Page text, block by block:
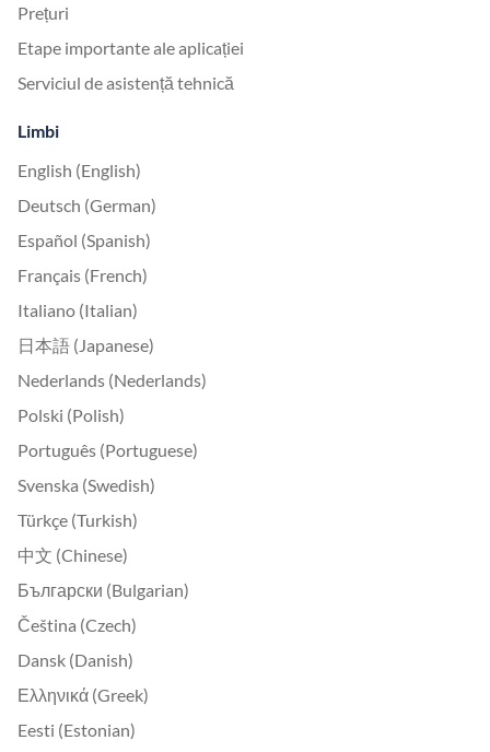
Prețuri
Etape importante ale aplicației
Serviciul de asistență tehnică
Limbi
English (English)
Deutsch (German)
Español (Spanish)
Français (French)
Italiano (Italian)
日本語 (Japanese)
Nederlands (Nederlands)
Polski (Polish)
Português (Portuguese)
Svenska (Swedish)
Türkçe (Turkish)
中文 (Chinese)
Български (Bulgarian)
Čeština (Czech)
Dansk (Danish)
Ελληνικά (Greek)
Eesti (Estonian)